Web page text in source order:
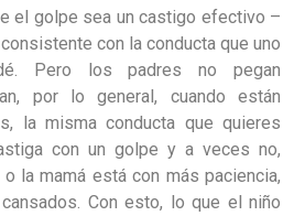
el golpe sea un castigo efectivo –
con la conducta que uno
Pero los padres no pegan
por lo general, cuando están
la misma conducta que quieres
con un golpe y a veces no,
la mamá está con más paciencia,
Con esto, lo que el niño